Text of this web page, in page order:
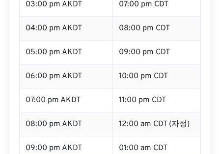
03:00 pm AKDT 07:00 pm CDT
04:00 pm AKDT 08:00 pm CDT
05:00 pm AKDT 09:00 pm CDT
06:00 pm AKDT 10:00 pm CDT
07:00 pm AKDT 11:00 pm CDT
08:00 pm AKDT 12:00 am CDT (자정)
09:00 pm AKDT 01:00 am CDT